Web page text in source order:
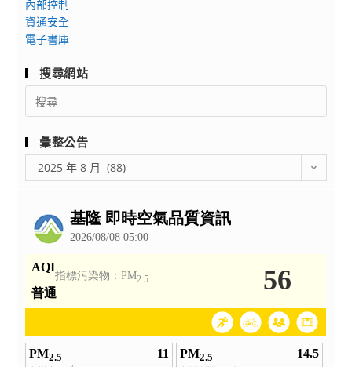
領
期/
減
全
額）
月
休
次
內部控制
資通安全
電子書庫
搜尋網站
Search
for:
彙整公告
整
2025 年 8 月 (88)